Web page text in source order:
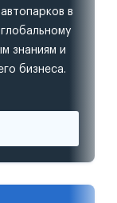
в
знаниям и
бизнеса.